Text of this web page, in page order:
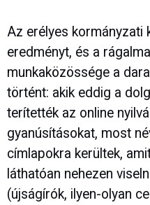
Az erélyes kormányzati
eredményt, és a
munkaközössége a
történt: akik eddig a
terítették az online
gyanúsításokat, most
címlapokra kerültek,
láthatóan nehezen
(újságírók, ilyen-olyan